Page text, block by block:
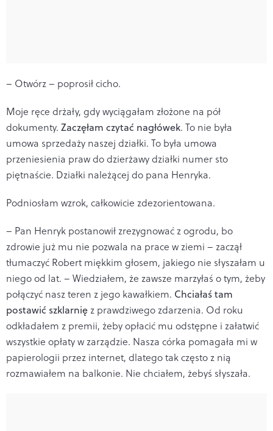
– Otwórz – poprosił cicho.
Moje ręce drżały, gdy wyciągałam złożone na pół
dokumenty. Zaczęłam czytać nagłówek. To nie była
umowa sprzedaży naszej działki. To była umowa
przeniesienia praw do dzierżawy działki numer sto
piętnaście. Działki należącej do pana Henryka.
Podniosłam wzrok, całkowicie zdezorientowana.
– Pan Henryk postanowił zrezygnować z ogrodu, bo
zdrowie już mu nie pozwala na prace w ziemi – zaczął
tłumaczyć Robert miękkim głosem, jakiego nie słyszałam u
niego od lat. – Wiedziałem, że zawsze marzyłaś o tym, żeby
połączyć nasz teren z jego kawałkiem. Chciałaś tam
postawić szklarnięz prawdziwego zdarzenia. Od roku
odkładałem z premii, żeby opłacić mu odstępne i załatwić
wszystkie opłaty w zarządzie. Nasza córka pomagała mi w
papierologii przez internet, dlatego tak często z nią
rozmawiałem na balkonie. Nie chciałem, żebyś słyszała.